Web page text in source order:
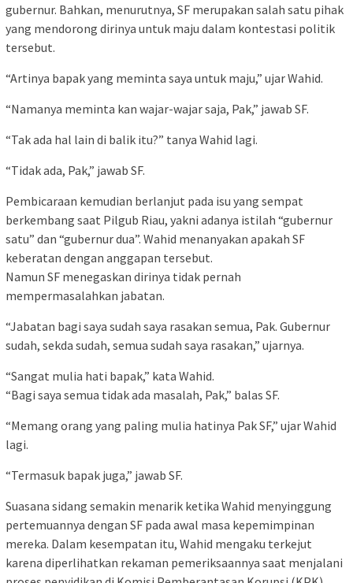
gubernur. Bahkan, menurutnya, SF merupakan salah satu pihak
yang mendorong dirinya untuk maju dalam kontestasi politik
tersebut.
“Artinya bapak yang meminta saya untuk maju,” ujar Wahid.
“Namanya meminta kan wajar-wajar saja, Pak,” jawab SF.
“Tak ada hal lain di balik itu?” tanya Wahid lagi.
“Tidak ada, Pak,” jawab SF.
Pembicaraan kemudian berlanjut pada isu yang sempat
berkembang saat Pilgub Riau, yakni adanya istilah “gubernur
satu” dan “gubernur dua”. Wahid menanyakan apakah SF
keberatan dengan anggapan tersebut.
Namun SF menegaskan dirinya tidak pernah
mempermasalahkan jabatan.
“Jabatan bagi saya sudah saya rasakan semua, Pak. Gubernur
sudah, sekda sudah, semua sudah saya rasakan,” ujarnya.
“Sangat mulia hati bapak,” kata Wahid.
“Bagi saya semua tidak ada masalah, Pak,” balas SF.
“Memang orang yang paling mulia hatinya Pak SF,” ujar Wahid
lagi.
“Termasuk bapak juga,” jawab SF.
Suasana sidang semakin menarik ketika Wahid menyinggung
pertemuannya dengan SF pada awal masa kepemimpinan
mereka. Dalam kesempatan itu, Wahid mengaku terkejut
karena diperlihatkan rekaman pemeriksaannya saat menjalani